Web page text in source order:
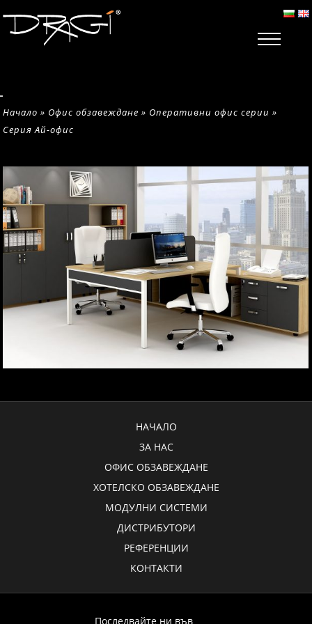
Начало » Офис обзавеждане » Оперативни офис серии »
Серия Ай-офис
НАЧАЛО
ЗА НАС
ОФИС ОБЗАВЕЖДАНЕ
ХОТЕЛСКО ОБЗАВЕЖДАНЕ
МОДУЛНИ СИСТЕМИ
ДИСТРИБУТОРИ
РЕФЕРЕНЦИИ
КОНТАКТИ
Последвайте ни във